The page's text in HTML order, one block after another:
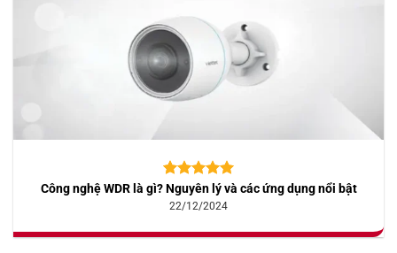
5.00trên 5
dựa trên
10
Công nghệ WDR là gì? Nguyên lý và các ứng dụng nổi bật
22/12/2024